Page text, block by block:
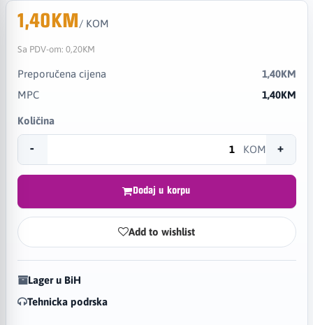
1,40KM/ KOM
Sa PDV-om: 0,20KM
Preporučena cijena
1,40KM
MPC
1,40KM
Količina
- KOM +
Dodaj u korpu
Add to wishlist
Lager u BiH
Tehnicka podrska